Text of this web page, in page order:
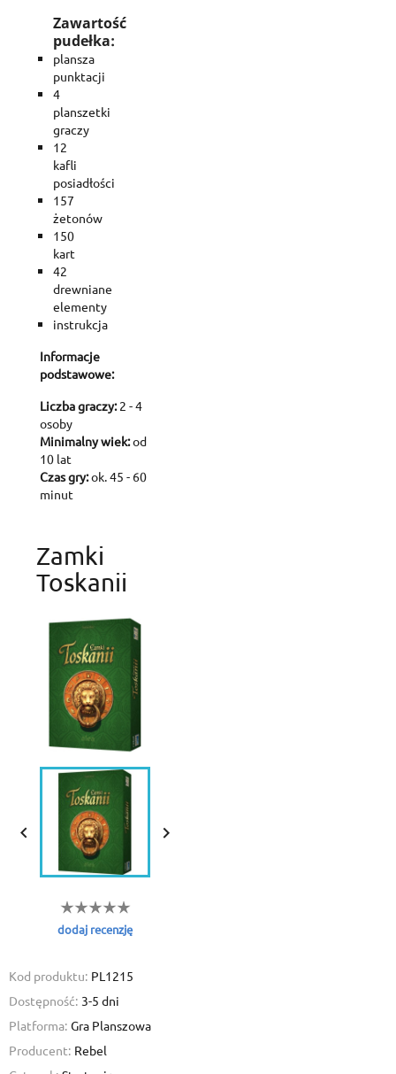
Add to wishlist
Create new list
Create wishlist
Wishlist name
Sign in
You need to be logged in to save products in your wishlist.
Zawartość
pudełka:
plansza
punktacji
4
planszetki
graczy
12
kafli
posiadłości
157
żetonów
150
kart
42
drewniane
elementy
instrukcja
Informacje
podstawowe:
Liczba graczy:2 - 4
osoby
Minimalny wiek:od
10 lat
Czas gry:ok. 45 - 60
minut
Zamki
Toskanii
 
dodaj recenzję
Kod produktu: PL1215
Dostępność: 3-5 dni
Platforma: Gra Planszowa
Producent: Rebel